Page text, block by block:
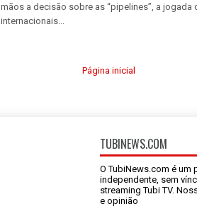
mãos a decisão sobre as “pipelines”, a
internacionais...
Página inicial
TUBINEWS.COM
O TubiNews.com é um
independente, sem
streaming Tubi TV.
e opinião